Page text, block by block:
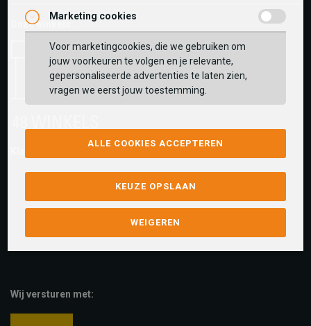
Onze winkels:
Wij versturen met:
Marketing cookies
Voor marketingcookies, die we gebruiken om
jouw voorkeuren te volgen en je relevante,
gepersonaliseerde advertenties te laten zien,
vragen we eerst jouw toestemming.
ALLE COOKIES ACCEPTEREN
KEUZE OPSLAAN
WEIGEREN